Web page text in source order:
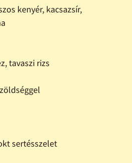
kenyér, kacsazsír,
tavaszi rizs
sertésszelet